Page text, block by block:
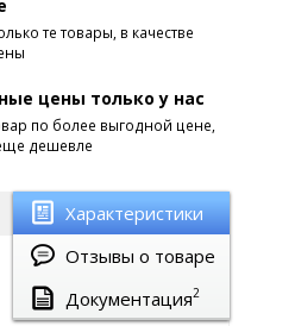
те товары, в качестве
цены только у нас
по более выгодной цене,
дешевле
Характеристики
Отзывы о товаре
Документация2